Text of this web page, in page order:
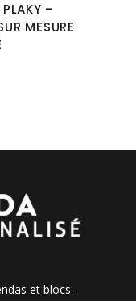
–
MESURE
et blocs-